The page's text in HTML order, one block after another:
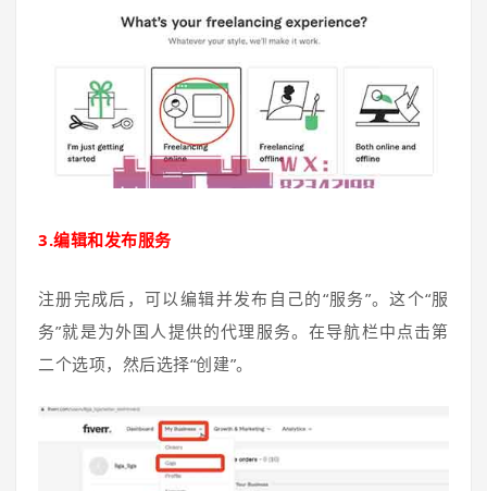
3.编辑和发布服务
注册完成后，可以编辑并发布自己的“服务”。这个“服
务”就是为外国人提供的代理服务。在导航栏中点击第
二个选项，然后选择“创建”。